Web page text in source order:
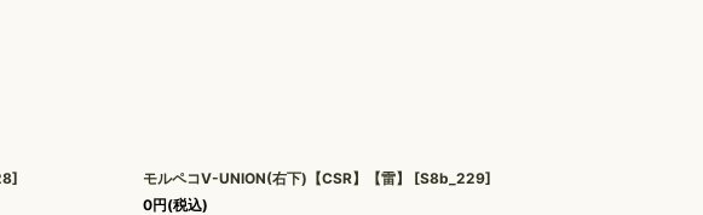
]
モルペコV-UNION(右下)【CSR】【雷】 [S8b_229]
0円(税込)